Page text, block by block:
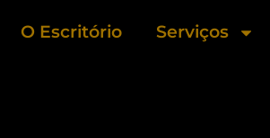
O Escritório Serviços